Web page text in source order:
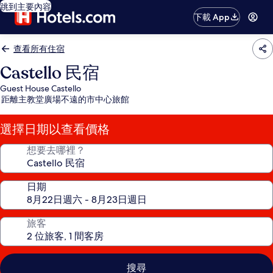
跳到主要內容
下載 App
查看所有住宿
Castello 民宿
Guest House Castello
距離主教堂廣場不遠的市中心旅館
選擇日期以查看價格
想要去哪裡？
日期
旅客
搜尋